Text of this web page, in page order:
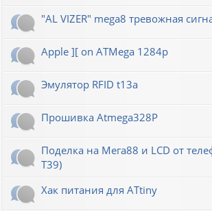
"AL VIZER" mega8 тревожная
Apple ][ on ATMega 1284p
Эмулятор RFID t13a
Прошивка Atmega328P
Поделка на Мега88 и LCD от
T39)
Хак питания для ATtiny